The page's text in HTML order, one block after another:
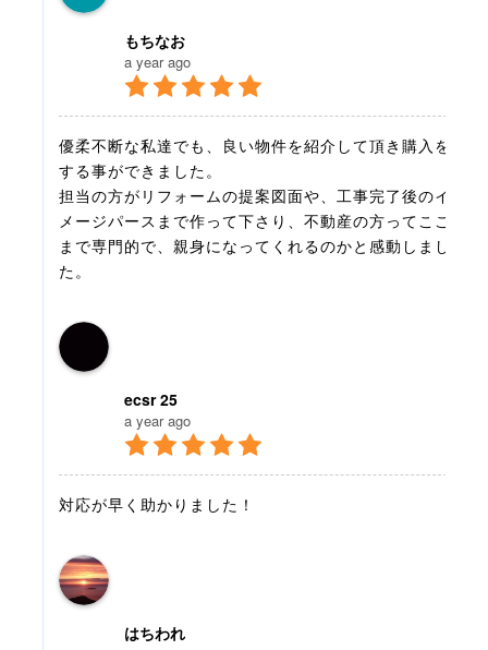
もちなお
a year ago
優柔不断な私達でも、良い物件を紹介して頂き購入を
する事ができました。
担当の方がリフォームの提案図面や、工事完了後のイ
メージパースまで作って下さり、不動産の方ってここ
まで専門的で、親身になってくれるのかと感動しまし
た。
ecsr 25
a year ago
対応が早く助かりました！
はちわれ